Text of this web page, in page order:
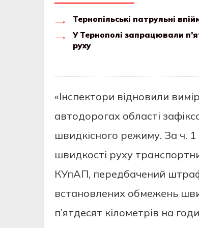
Тернопільські патрульні
У Тернополі запрацювали
руху
«Інспектори відновили
автодорогах області
швидкісного режиму. За ч.
швидкості руху
КУпАП, передбачений
встановлених обмежень
п’ятдесят кілометрів на